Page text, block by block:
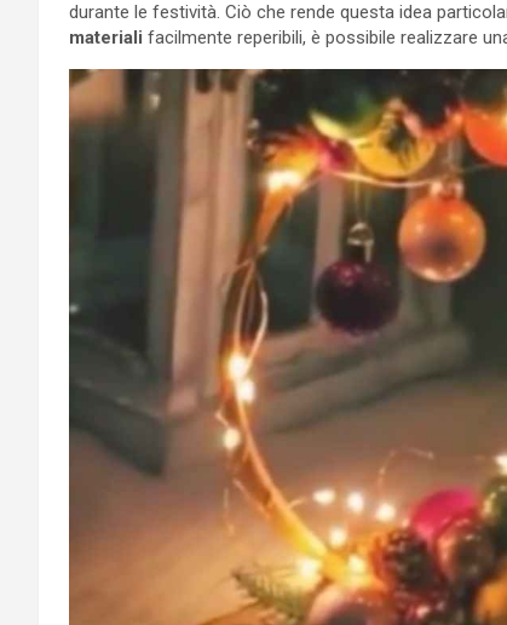
durante le festività. Ciò che rende questa idea
materiali facilmente reperibili, è possibile realizzare